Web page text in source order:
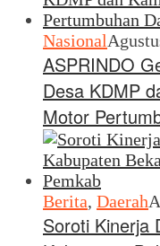
Nasional
ASPRINDO
Desa KDMP
Motor
Berita, Daerah
Soroti Kinerja